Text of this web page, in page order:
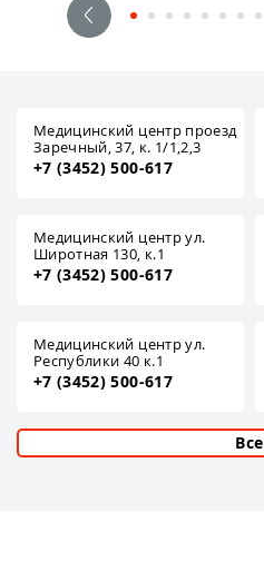
Медицинский центр проезд
Заречный, 37, к. 1/1,2,3
+7 (3452) 500-617
Медицинский центр ул.
Широтная 130, к.1
+7 (3452) 500-617
Медицинский центр ул.
Республики 40 к.1
+7 (3452) 500-617
Все